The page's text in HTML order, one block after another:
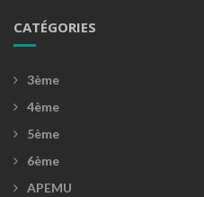
CATÉGORIES
3ème
4ème
5ème
6ème
APEMU